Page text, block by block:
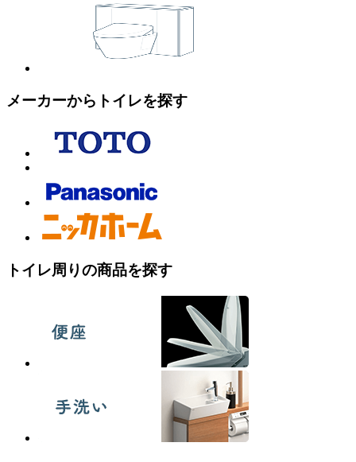
メーカーからトイレを探す
トイレ周りの商品を探す